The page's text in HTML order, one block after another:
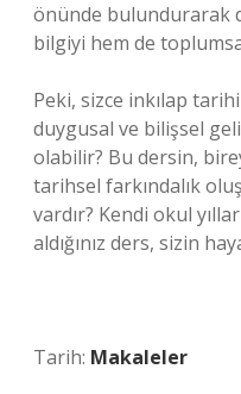
önünde bulundurarak
bilgiyi hem de
Peki, sizce inkılap
duygusal ve bilişsel
olabilir? Bu dersin,
tarihsel farkındalık
vardır? Kendi okul
aldığınız ders, sizin
Tarih: Makaleler